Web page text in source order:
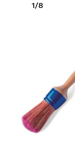
el carrito.
1/8